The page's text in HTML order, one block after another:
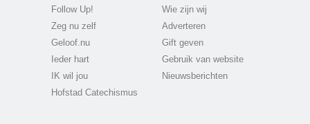
Follow Up!
Zeg nu zelf
Geloof.nu
Ieder hart
IK wil jou
Hofstad Catechismus
Wie zijn wij
Adverteren
Gift geven
Gebruik van website
Nieuwsberichten